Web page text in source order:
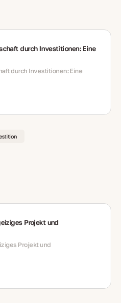
durch Investitionen: Eine
durch Investitionen: Eine
Projekt und
Projekt und